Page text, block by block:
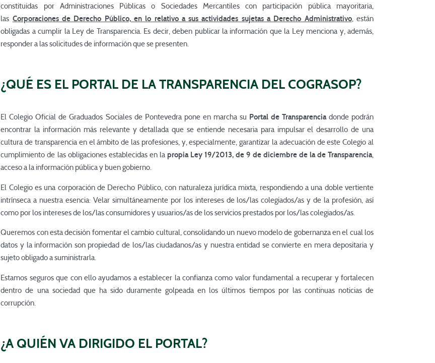
constituidas por Administraciones Públicas o Sociedades Mercantiles con participación pública mayoritaria,
las Corporaciones de Derecho Público, en lo relativo a sus actividades sujetas a Derecho Administrativo, están
obligadas a cumplir la Ley de Transparencia. Es decir, deben publicar la información que la Ley menciona y, además,
responder a las solicitudes de información que se presenten.
¿QUÉ ES EL PORTAL DE LA TRANSPARENCIA DEL COGRASOP?
El Colegio Oficial de Graduados Sociales de Pontevedra pone en marcha su Portal de Transparenciadonde podrán
encontrar la información más relevante y detallada que se entiende necesaria para impulsar el desarrollo de una
cultura de transparencia en el ámbito de las profesiones, y, especialmente, garantizar la adecuación de este Colegio al
cumplimiento de las obligaciones establecidas en la propia Ley 19/2013, de 9 de diciembre de la de Transparencia,
acceso a la información pública y buen gobierno.
El Colegio es una corporación de Derecho Público, con naturaleza jurídica mixta, respondiendo a una doble vertiente
intrínseca a nuestra esencia: Velar simultáneamente por los intereses de los/las colegiados/as y de la profesión, así
como por los intereses de los/las consumidores y usuarios/as de los servicios prestados por los/las colegiados/as.
Queremos con esta decisión fomentar el cambio cultural, consolidando un nuevo modelo de gobernanza en el cual los
datos y la información son propiedad de los/las ciudadanos/as y nuestra entidad se convierte en mera depositaria y
sujeto obligado a suministrarla.
Estamos seguros que con ello ayudamos a establecer la confianza como valor fundamental a recuperar y fortalecen
dentro de una sociedad que ha sido duramente golpeada en los últimos tiempos por las continuas noticias de
corrupción.
¿A QUIÉN VA DIRIGIDO EL PORTAL?